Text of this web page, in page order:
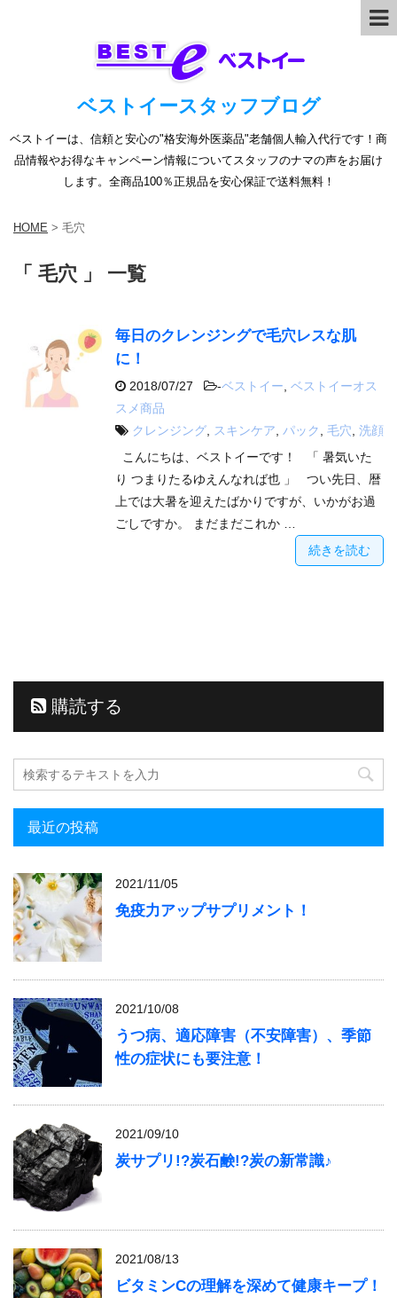
ベストイースタッフブログ
ベストイーは、信頼と安心の"格安海外医薬品"老舗個人輸入代行です！商
品情報やお得なキャンペーン情報についてスタッフのナマの声をお届け
します。全商品100％正規品を安心保証で送料無料！
HOME > 毛穴
「 毛穴 」 一覧
毎日のクレンジングで毛穴レスな肌
に！
2018/07/27 -ベストイー ベストイーオス
スメ商品
クレンジング
スキンケア パック 毛穴 洗顔
こんにちは、ベストイーです！ 「 暑気いた
り つまりたるゆえんなれば也 」 つい先日、暦
上では大暑を迎えたばかりですが、いかがお過
ごしですか。 まだまだこれか …
続きを読む
購読する
最近の投稿
2021/11/05
免疫力アップサプリメント！
2021/10/08
うつ病、適応障害（不安障害）、季節
性の症状にも要注意！
2021/09/10
炭サプリ!?炭石鹸!?炭の新常識♪
2021/08/13
ビタミンCの理解を深めて健康キープ！